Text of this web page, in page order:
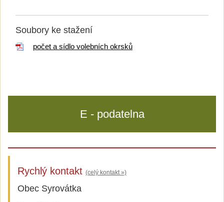
Soubory ke stažení
počet a sídlo volebních okrsků
E - podatelna
Rychlý kontakt (celý kontakt »)
Obec Syrovátka